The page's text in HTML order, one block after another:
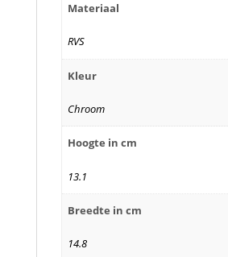
Materiaal
RVS
Kleur
Chroom
Hoogte in cm
13.1
Breedte in cm
14.8